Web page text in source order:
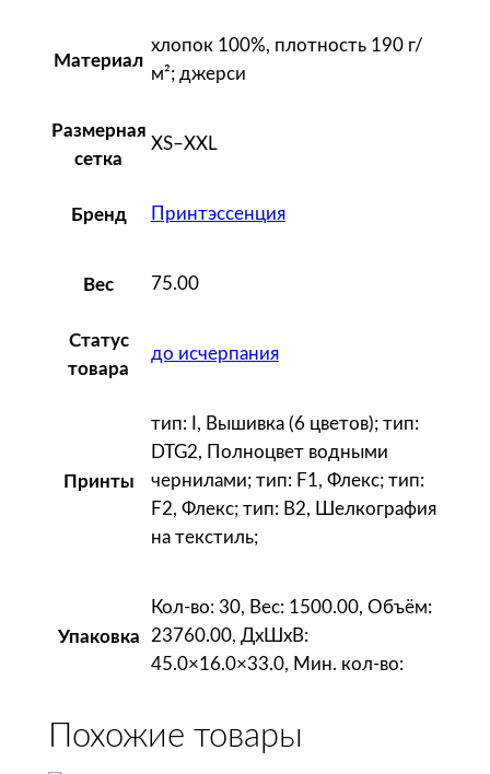
c
Материал
хлопок 100%, плотность 190 г/
м²; джерси
Размерная
сетка
XS–XXL
Бренд Принтэссенция
Вес 75.00
Статус
товара
до исчерпания
Принты
тип: I, Вышивка (6 цветов); тип:
DTG2, Полноцвет водными
чернилами; тип: F1, Флекс; тип:
F2, Флекс; тип: B2, Шелкография
на текстиль;
Упаковка
Кол-во: 30, Вес: 1500.00, Объём:
23760.00, ДxШxВ:
45.0×16.0×33.0, Мин. кол-во:
Похожие товары